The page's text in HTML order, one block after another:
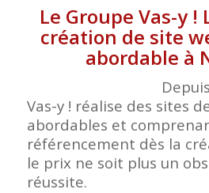
Le Groupe Vas-y !
création de site
abordable à
Vas-y ! réalise des sites
abordables et
référencement dès la
le prix ne soit plus un
réussite.